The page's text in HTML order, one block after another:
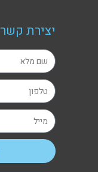
יצירת קשר